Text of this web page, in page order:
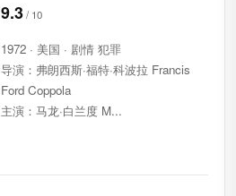
9.3
1972 · 美国 · 剧情 犯罪
导演：弗朗西斯·福特·科波拉 Francis
Ford Coppola
主演：马龙·白兰度 M...